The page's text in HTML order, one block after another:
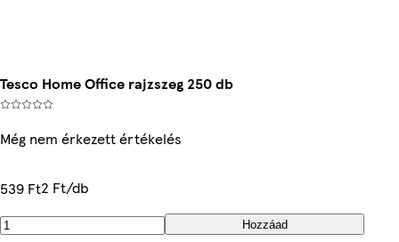
Tesco Home Office rajzszeg 250 db
Még nem érkezett értékelés
539 Ft2 Ft/db
Hozzáad